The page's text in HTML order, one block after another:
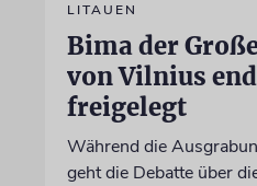
LITAUEN
Bima der
von Vilnius
freigelegt
Während die
geht die Debatte über